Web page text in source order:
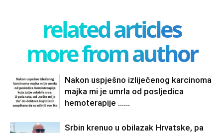
related articles
more from author
Nakon uspješno izliječenog karcinoma
majka mi je umrla od posljedica
hemoterapije ……
Srbin krenuo u obilazak Hrvatske, pa